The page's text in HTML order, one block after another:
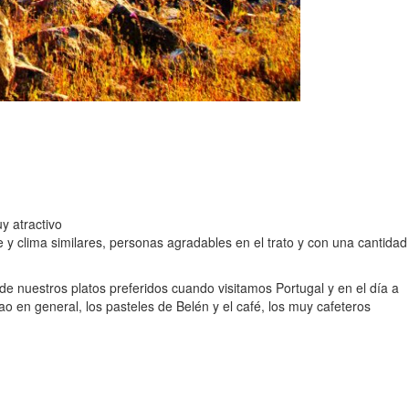
atractivo
clima similares, personas agradables en el trato y con una cantidad
nuestros platos preferidos cuando visitamos Portugal y en el día a
en general, los pasteles de Belén y el café, los muy cafeteros